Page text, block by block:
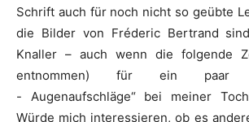
Schrift auch für noch nicht so geübte
die Bilder von Fréderic Bertrand
Knaller – auch wenn die folgende
entnommen) für ein paar
- Augenaufschläge“ bei meiner
Würde mich interessieren, ob es